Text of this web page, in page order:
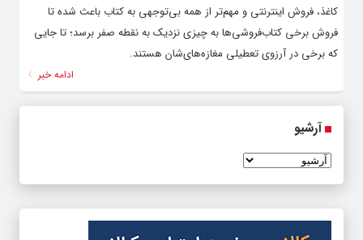
کاغذ، فروش اینترنتی و مهم‌تر از همه بی‌توجهی به کتاب باعث شده تا
فروش برخی کتاب‌فروشی‌ها به چیزی نزدیک به نقطه صفر برسد؛ تا جایی
که برخی در آرزوی تعطیلی مغازه‌های‌شان هستند.
ادامه خبر
آرشیو